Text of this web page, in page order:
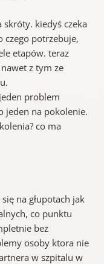
skróty. kiedyś czeka
czego potrzebuje,
etapów. teraz
z tym ze
problem
jeden na pokolenie.
co ma
na głupotach jak
co punktu
bez
osoby ktora nie
w szpitalu w